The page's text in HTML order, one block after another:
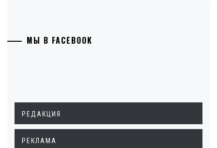
МЫ В FACEBOOK
РЕДАКЦИЯ
РЕКЛАМА